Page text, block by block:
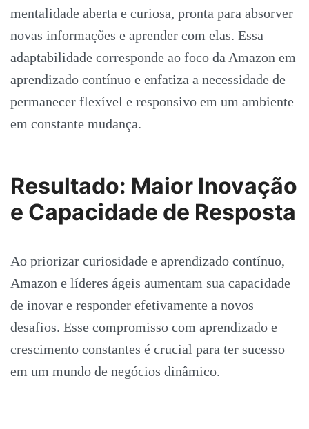
mentalidade aberta e curiosa, pronta para absorver
novas informações e aprender com elas. Essa
adaptabilidade corresponde ao foco da Amazon em
aprendizado contínuo e enfatiza a necessidade de
permanecer flexível e responsivo em um ambiente
em constante mudança.
Resultado: Maior Inovação
e Capacidade de Resposta
Ao priorizar curiosidade e aprendizado contínuo,
Amazon e líderes ágeis aumentam sua capacidade
de inovar e responder efetivamente a novos
desafios. Esse compromisso com aprendizado e
crescimento constantes é crucial para ter sucesso
em um mundo de negócios dinâmico.